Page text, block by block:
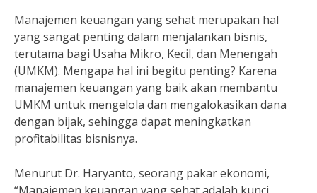
Manajemen keuangan yang sehat merupakan hal
yang sangat penting dalam menjalankan bisnis,
terutama bagi Usaha Mikro, Kecil, dan Menengah
(UMKM). Mengapa hal ini begitu penting? Karena
manajemen keuangan yang baik akan membantu
UMKM untuk mengelola dan mengalokasikan dana
dengan bijak, sehingga dapat meningkatkan
profitabilitas bisnisnya.
Menurut Dr. Haryanto, seorang pakar ekonomi,